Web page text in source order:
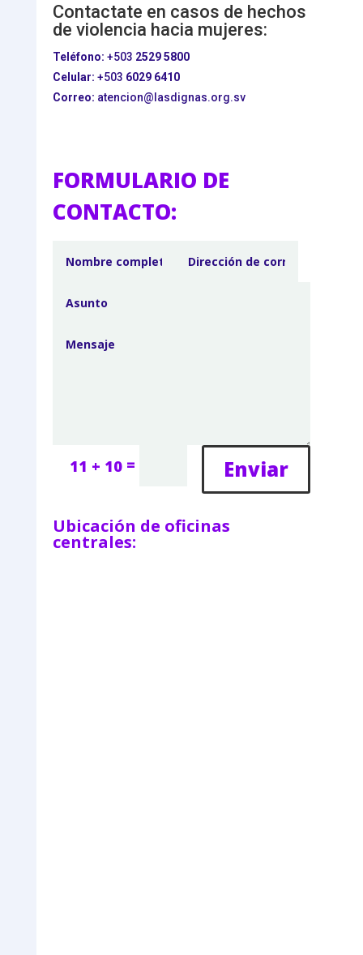
Contactate en casos de hechos
de violencia hacia mujeres:
Teléfono: +503 2529 5800
Celular: +503 6029 6410
Correo: atencion@lasdignas.org.sv
FORMULARIO DE
CONTACTO:
11 + 10 = Enviar
Ubicación de oficinas
centrales: